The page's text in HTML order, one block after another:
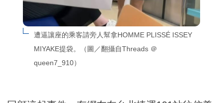
遭逼讓座的乘客請旁人幫拿HOMME PLISSÉ ISSEY
MIYAKE提袋。（圖／翻攝自Threads ＠
queen7_910）